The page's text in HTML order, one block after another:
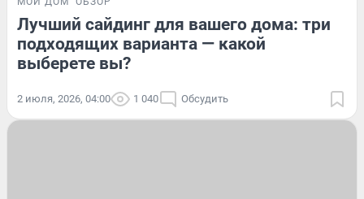
Лучший сайдинг для вашего дома: три
подходящих варианта — какой
выберете вы?
2 июля, 2026, 04:00 1 040 Обсудить